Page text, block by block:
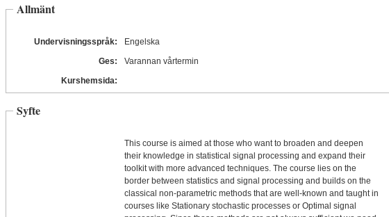
Allmänt
Undervisningsspråk:
Engelska
Ges:
Varannan vårtermin
Kurshemsida:
Syfte
This course is aimed at those who want to broaden and deepen
their knowledge in statistical signal processing and expand their
toolkit with more advanced techniques. The course lies on the
border between statistics and signal processing and builds on the
classical non-parametric methods that are well-known and taught in
courses like Stationary stochastic processes or Optimal signal